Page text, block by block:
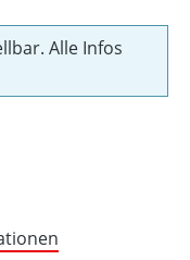
Alle Infos